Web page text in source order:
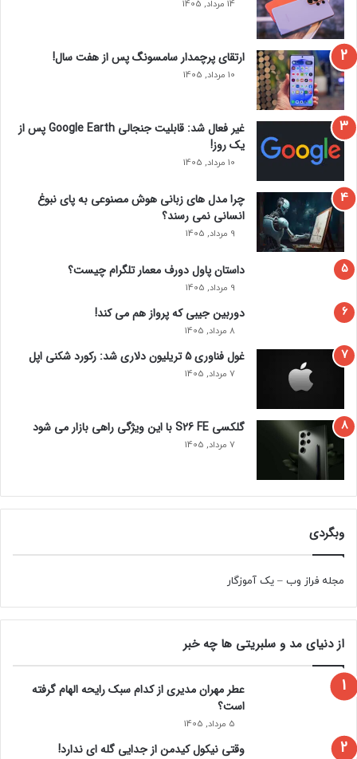
ژل ایجاد کنید. با یک برس فوق‌ العاده نازک، خطوط مورب روی هر
یک از ناخن‌ هایتان به شکل‌ های مختلف ایجاد کنید، سپس آن‌
ها را با سایه زرد پر زرق و برق بپوشانید.
د
14 مرداد, 1405
ارتقای پرچمدار سامسونگ پس از هفت سال!
10 مرداد, 1405
غیر فعال شد: قابلیت جنجالی Google Earth پس از
یک روز!
10 مرداد, 1405
چرا مدل‌ های زبانی هوش مصنوعی به پای نبوغ
انسانی نمی‌ رسند؟
9 مرداد, 1405
داستان پاول دورف معمار تلگرام چیست؟
9 مرداد, 1405
دوربین جیبی که پرواز هم می‌ کند!
8 مرداد, 1405
غول فناوری ۵ تریلیون دلاری شد: رکورد شکنی اپل
7 مرداد, 1405
گلکسی S26 FE با این ویژگی راهی بازار می شود
7 مرداد, 1405
وبگردی
مجله فراز وب – یک آموزگار
از دنیای مد و سلبریتی ها چه خبر
عطر مهران مدیری از کدام سبک رایحه الهام گرفته
است؟
5 مرداد, 1405
وقتی نیکول کیدمن از جدایی گله ای ندارد!